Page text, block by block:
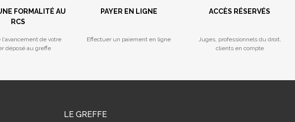
FORMALITÉ AU
RCS
l'avancement de votre
déposé au greffe
PAYER EN LIGNE
Effectuer un paiement en ligne
ACCÈS RÉSERVÉS
Juges, professionnels du droit,
clients en compte
LE GREFFE